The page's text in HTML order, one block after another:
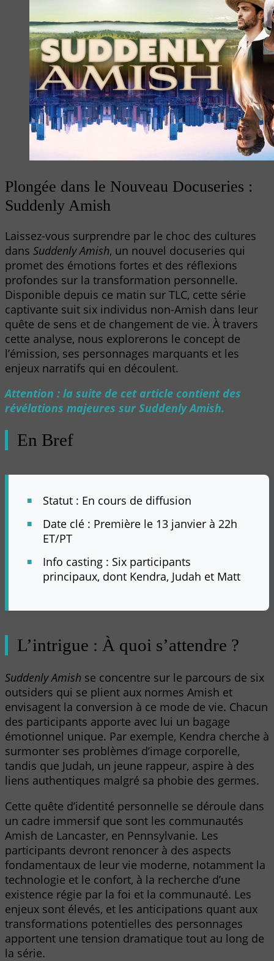
Plongée dans le Nouveau Docuseries :
Suddenly Amish
Laissez-vous surprendre par le choc des cultures
dans Suddenly Amish, un nouvel docuseries qui
promet des émotions fortes et des réflexions
profondes sur la transformation personnelle.
Disponible depuis ce matin sur TLC, cette série
captivante suit six individus non-Amish dans leur
quête de sens et de changement de vie. À travers
cette analyse, nous explorerons le concept de
l’émission, ses personnages marquants et les
enjeux narratifs qui en découlent.
Attention : la suite de cet article contient des
révélations majeures sur Suddenly Amish.
En Bref
Statut : En cours de diffusion
Date clé : Première le 13 janvier à 22h
ET/PT
Info casting : Six participants
principaux, dont Kendra, Judah et Matt
L’intrigue : À quoi s’attendre ?
Suddenly Amish se concentre sur le parcours de six
outsiders qui se plient aux normes Amish et
envisagent la conversion à ce mode de vie. Chacun
des participants apporte avec lui un bagage
émotionnel unique. Par exemple, Kendra cherche à
surmonter ses problèmes d’image corporelle,
tandis que Judah, un jeune rappeur, aspire à des
liens authentiques malgré sa phobie des germes.
Cette quête d’identité personnelle se déroule dans
un cadre immersif que sont les communautés
Amish de Lancaster, en Pennsylvanie. Les
participants devront renoncer à des aspects
fondamentaux de leur vie moderne, notamment la
technologie et le confort, à la recherche d’une
existence régie par la foi et la communauté. Les
enjeux sont élevés, et les anticipations quant aux
transformations potentielles des personnages
apportent une tension dramatique tout au long de
la série.